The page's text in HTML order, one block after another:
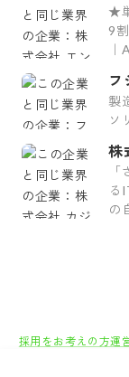
★
9
フ
製
ソ
株
る
の
採用をお考えの方運